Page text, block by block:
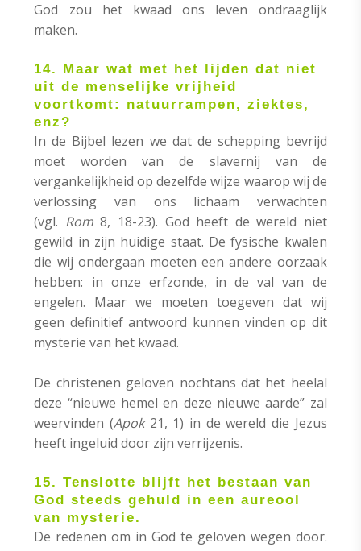
God zou het kwaad ons leven ondraaglijk
maken.
14. Maar wat met het lijden dat niet
uit de menselijke vrijheid
voortkomt: natuurrampen, ziektes,
enz?
In de Bijbel lezen we dat de schepping bevrijd
moet worden van de slavernij van de
vergankelijkheid op dezelfde wijze waarop wij de
verlossing van ons lichaam verwachten
(vgl. Rom8, 18-23). God heeft de wereld niet
gewild in zijn huidige staat. De fysische kwalen
die wij ondergaan moeten een andere oorzaak
hebben: in onze erfzonde, in de val van de
engelen. Maar we moeten toegeven dat wij
geen definitief antwoord kunnen vinden op dit
mysterie van het kwaad.
De christenen geloven nochtans dat het heelal
deze “nieuwe hemel en deze nieuwe aarde” zal
weervinden (Apok21, 1) in de wereld die Jezus
heeft ingeluid door zijn verrijzenis.
15. Tenslotte blijft het bestaan van
God steeds gehuld in een aureool
van mysterie.
De redenen om in God te geloven wegen door.